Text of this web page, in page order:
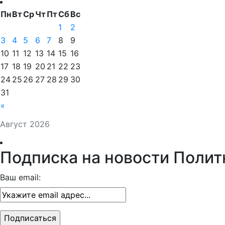
Август 2026
ПнВтСрЧтПтСбВс
«
1
2
3
4 5 6 7 8
9
10 11 12 13 14 15 16
17 18 19 20 21 22 23
24 25 26 27 28 29 30
31
Подписка на новости
Ваш email: